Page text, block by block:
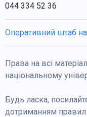
044 334 52 36
Оперативний штаб
Права на всі
національному
Будь ласка,
дотриманням правил